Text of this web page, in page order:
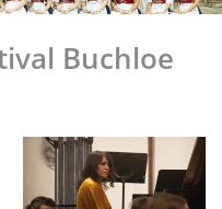
Buchloe